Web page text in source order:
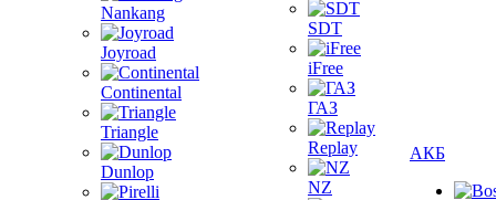
Nankang
Joyroad
Continental
Triangle
Dunlop
SDT
iFree
ГАЗ
Replay
NZ
АКБ